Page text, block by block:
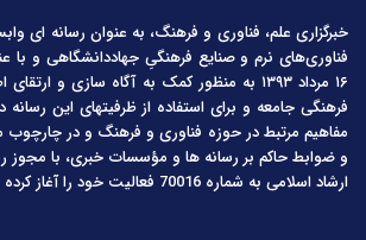
خبرگزاری علم، فناوری و فرهنگ، به عنوان رسانه ای
فناوری‌های نرم و صنایع فرهنگیِ جهاددانشگاهی و با
۱۶ مرداد ۱۳۹۳ به منظور کمک به آگاه سازی و
فرهنگی جامعه و برای استفاده از ظرفیتهای این
مفاهیم مرتبط در حوزه فناوری و فرهنگ و در
و ضوابط حاکم بر رسانه ها و مؤسسات خبری، با مجوز
ارشاد اسلامی به شماره 70016 فعالیت خود را آغاز کرده است.